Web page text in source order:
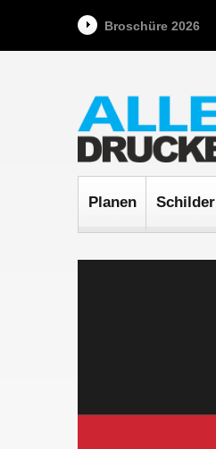
Broschüre 2026
Planen Schilder